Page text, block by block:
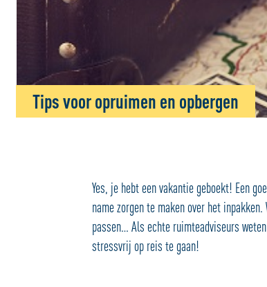
Tips voor opruimen en opbergen
Yes, je hebt een vakantie geboekt! Een
name zorgen te maken over het
passen… Als echte ruimteadviseurs
stressvrij op reis te gaan!